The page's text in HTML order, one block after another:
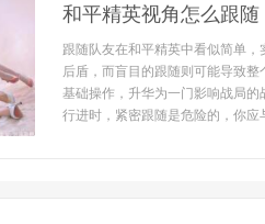
和平精英视角怎么跟
跟随队友在和平精英中看似简单
后盾，而盲目的跟随则可能导致
基础操作，升华为一门影响战局
行进时，紧密跟随是危险的，你应